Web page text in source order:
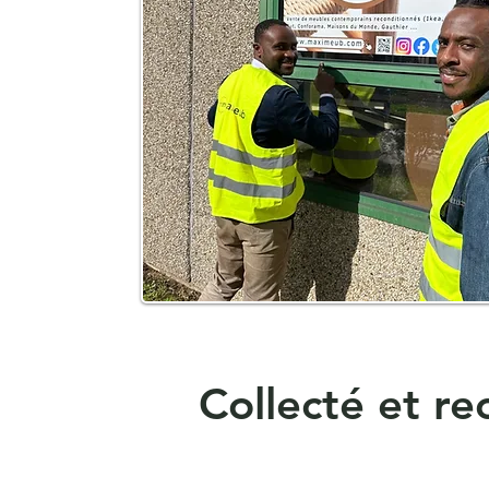
Collecté et